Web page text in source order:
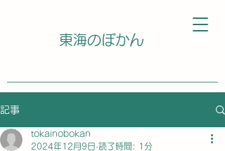
東海のぼかん
記事
tokainobokan
2024年12月9日 読了時間: 1分